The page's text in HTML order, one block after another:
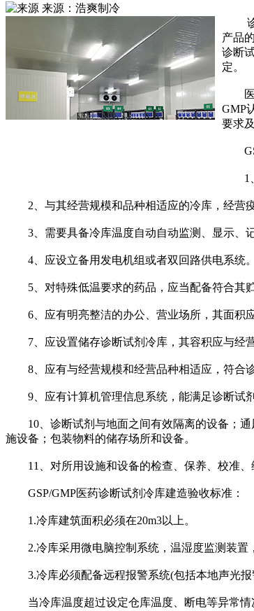
来源：浩爽制冷
产品
诊断
定。
医药
GMP
要求
1、
2、与其经营规模和品种相适应的冷库，经营疫
3、需要具备冷库温度自动自动监测、显示、记
4、应设立备用发电机组或者双回路供电系统。
5、对特殊低温要求的药品，应当配备符合其贮
6、应有明亮整洁的办公、营业场所，其面积应
7、应设置储存诊断试剂冷库，其容积应与经营
8、应有与经营规模和经营品种相适应，符合诊
9、应有计算机管理信息系统，能满足诊断试剂
10、诊断试剂与地面之间有效隔离的设备；通
施设备；包装物料的储存场所和设备。
11、对所用设施和设备的检查、保养、校准、
GSP/GMP医药诊断试剂冷库建造验收标准：
1.冷库建筑面积必须在20m3以上。
2.冷库采用微电脑控制系统，温湿度监测装置
3.冷库必须配备远程报警系统(包括本地声光报
当冷库温度超过设定仓库温度、断电等异常情